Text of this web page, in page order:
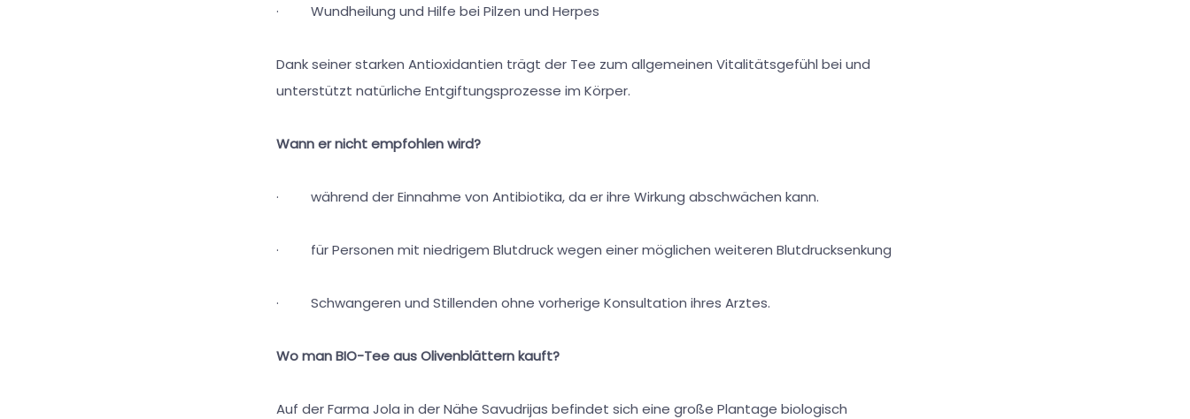
· Wundheilung und Hilfe bei Pilzen und Herpes
Dank seiner starken Antioxidantien trägt der Tee zum allgemeinen Vitalitätsgefühl bei und
unterstützt natürliche Entgiftungsprozesse im Körper.
Wann er nicht empfohlen wird?
· während der Einnahme von Antibiotika, da er ihre Wirkung abschwächen kann.
· für Personen mit niedrigem Blutdruck wegen einer möglichen weiteren Blutdrucksenkung
· Schwangeren und Stillenden ohne vorherige Konsultation ihres Arztes.
Wo man BIO-Tee aus Olivenblättern kauft?
Auf der Farma Jola in der Nähe Savudrijas befindet sich eine große Plantage biologisch